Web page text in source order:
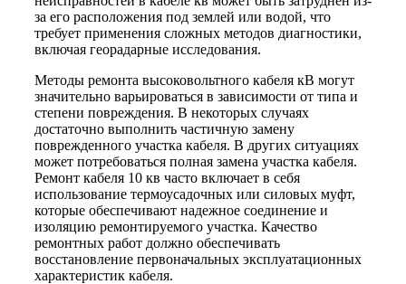
за его расположения под землей или водой, что
требует применения сложных методов диагностики,
включая георадарные исследования.
Методы ремонта высоковольтного кабеля кВ могут
значительно варьироваться в зависимости от типа и
степени повреждения. В некоторых случаях
достаточно выполнить частичную замену
поврежденного участка кабеля. В других ситуациях
может потребоваться полная замена участка кабеля.
Ремонт кабеля 10 кв часто включает в себя
использование термоусадочных или силовых муфт,
которые обеспечивают надежное соединение и
изоляцию ремонтируемого участка. Качество
ремонтных работ должно обеспечивать
восстановление первоначальных эксплуатационных
характеристик кабеля.